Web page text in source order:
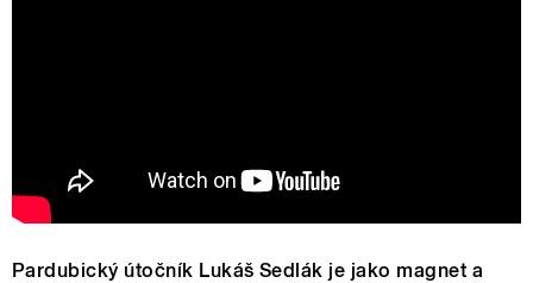
Pardubický útočník Lukáš Sedlák je jako magnet a